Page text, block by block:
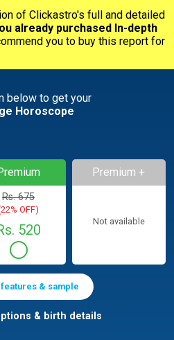
of Clickastro's full and detailed
already purchased In-depth
you to buy this report for
below to get your
Horoscope
Rs. 675
OFF)
520
Premium +
Not available
& sample
& birth details